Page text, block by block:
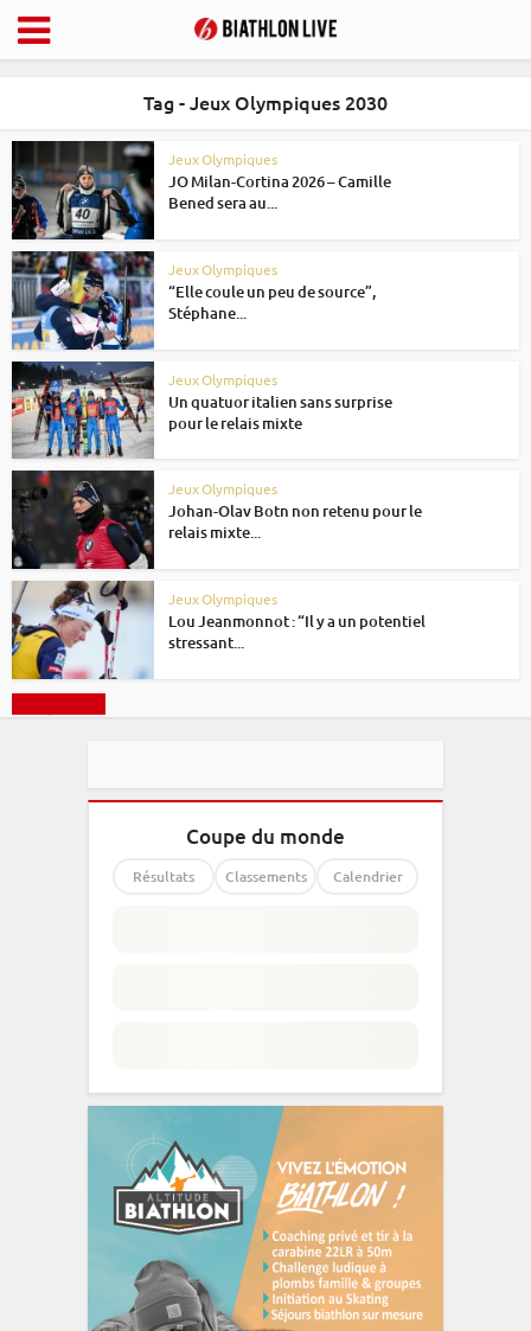
Tag - Jeux Olympiques 2030
Jeux Olympiques
JO Milan-Cortina 2026 – Camille
Bened sera au...
Jeux Olympiques
“Elle coule un peu de source”,
Stéphane...
Jeux Olympiques
Un quatuor italien sans surprise
pour le relais mixte
Jeux Olympiques
Johan-Olav Botn non retenu pour le
relais mixte...
Jeux Olympiques
Lou Jeanmonnot : “Il y a un potentiel
stressant...
Coupe du monde
Résultats Classements Calendrier